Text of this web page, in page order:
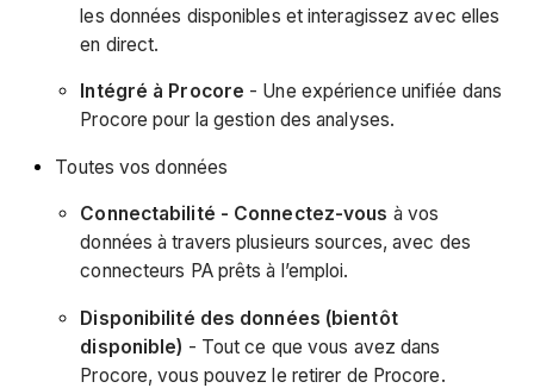
les données disponibles et interagissez avec elles
en direct.
Intégré à Procore - Une expérience unifiée dans
Procore pour la gestion des analyses.
Toutes vos données
Connectabilité - Connectez-vous à vos
données à travers plusieurs sources, avec des
connecteurs PA prêts à l’emploi.
Disponibilité des données (bientôt
disponible) - Tout ce que vous avez dans
Procore, vous pouvez le retirer de Procore.